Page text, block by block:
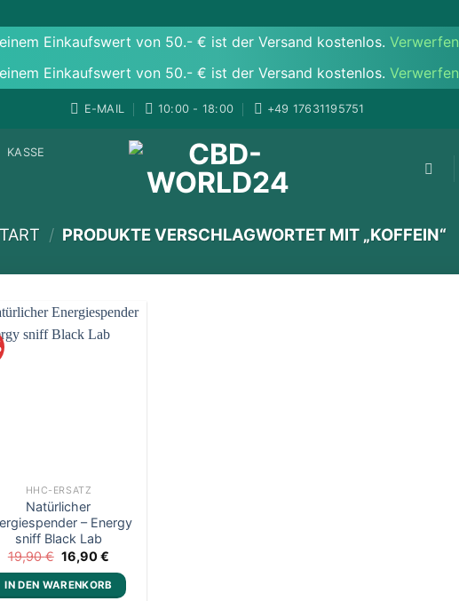
Einkaufswert von 50.- € ist der Versand kostenlos. Verwerfen
Einkaufswert von 50.- € ist der Versand kostenlos. Verwerfen
E-MAIL 10:00 - 18:00 ‪+49 17631195751
KASSE
/ PRODUKTE VERSCHLAGWORTET MIT „KOFFEIN“
HHC-ERSATZ
Natürlicher
– Energy
sniff Black Lab
19,90€ Ursprünglicher
Preis
war:
19,90 €
16,90€
ist:
16,90 €.
IN DEN WARENKORB